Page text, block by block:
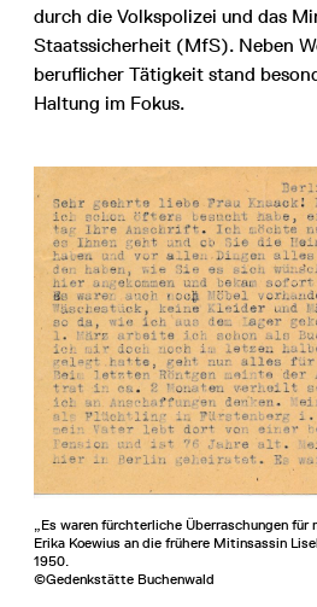
durch die Volkspolizei und das
Staatssicherheit (MfS). Neben
beruflicher Tätigkeit stand
Haltung im Fokus.
„Es waren fürchterliche Überraschungen für
Erika Koewius an die frühere Mitinsassin
1950.
©Gedenkstätte Buchenwald